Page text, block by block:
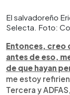
El salvadoreño
Selecta. Foto:
Entonces, creo
antes de eso,
de que hayan
me estoy
Tercera y